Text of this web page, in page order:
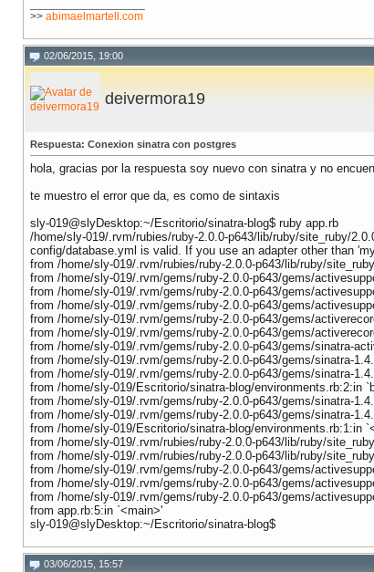
>> abimaelmartell.com
02/06/2015, 19:00
deivermora19
Respuesta: Conexion sinatra con postgres
hola, gracias por la respuesta soy nuevo con sinatra y no
te muestro el error que da, es como de sintaxis
sly-019@slyDesktop:~/Escritorio/sinatra-blog$ ruby app.rb
/home/sly-019/.rvm/rubies/ruby-2.0.0-p643/lib/ruby/site_ruby/
config/database.yml is valid. If you use an adapter other than
from /home/sly-019/.rvm/rubies/ruby-2.0.0-p643/lib/ruby/
from /home/sly-019/.rvm/gems/ruby-2.0.0-p643/gems/
from /home/sly-019/.rvm/gems/ruby-2.0.0-p643/gems/
from /home/sly-019/.rvm/gems/ruby-2.0.0-p643/gems/
from /home/sly-019/.rvm/gems/ruby-2.0.0-p643/gems/
from /home/sly-019/.rvm/gems/ruby-2.0.0-p643/gems/
from /home/sly-019/.rvm/gems/ruby-2.0.0-p643/gems/sinatra-
from /home/sly-019/.rvm/gems/ruby-2.0.0-p643/gems/sinatra-
from /home/sly-019/.rvm/gems/ruby-2.0.0-p643/gems/sinatra-
from /home/sly-019/Escritorio/sinatra-blog/environments.rb:2:in
from /home/sly-019/.rvm/gems/ruby-2.0.0-p643/gems/sinatra-
from /home/sly-019/.rvm/gems/ruby-2.0.0-p643/gems/sinatra-
from /home/sly-019/Escritorio/sinatra-blog/environments.rb:1:in
from /home/sly-019/.rvm/rubies/ruby-2.0.0-p643/lib/ruby/
from /home/sly-019/.rvm/rubies/ruby-2.0.0-p643/lib/ruby/
from /home/sly-019/.rvm/gems/ruby-2.0.0-p643/gems/
from /home/sly-019/.rvm/gems/ruby-2.0.0-p643/gems/
from /home/sly-019/.rvm/gems/ruby-2.0.0-p643/gems/
from app.rb:5:in `<main>'
sly-019@slyDesktop:~/Escritorio/sinatra-blog$
03/06/2015, 15:57